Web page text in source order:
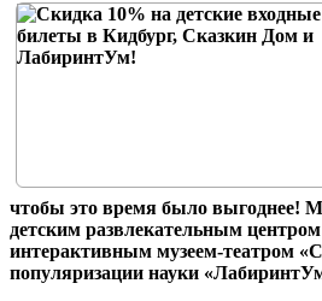
чтобы это время было выгоднее!
детским развлекательным
интерактивным музеем-театром
популяризации науки